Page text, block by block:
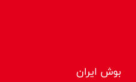
بوش ایران